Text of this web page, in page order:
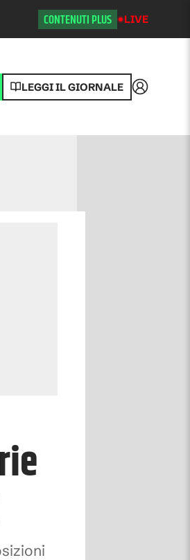
CONTENUTI PLUS LIVE
LEGGI IL GIORNALE Accedi